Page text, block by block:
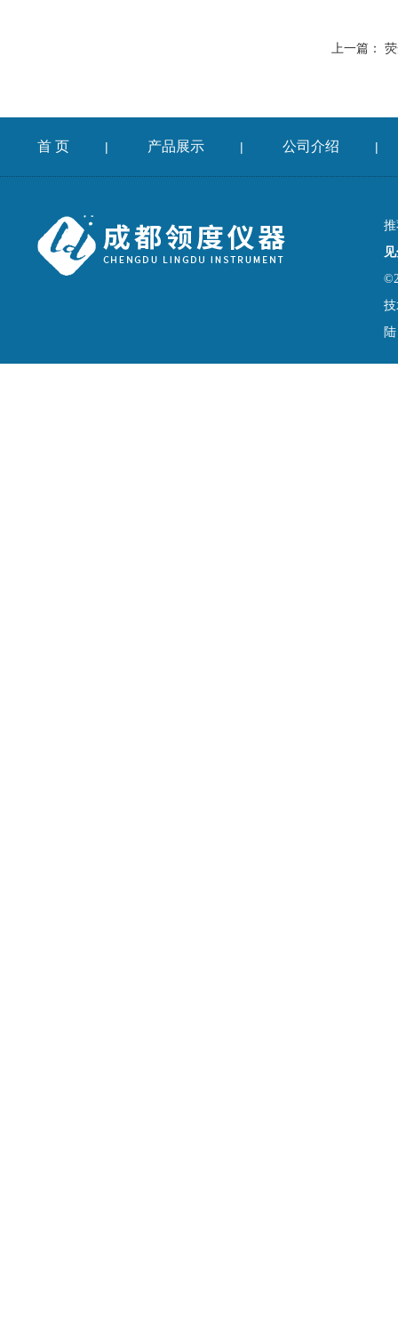
上一篇：
首 页 | 产品展示 | 公司介绍 |
陆